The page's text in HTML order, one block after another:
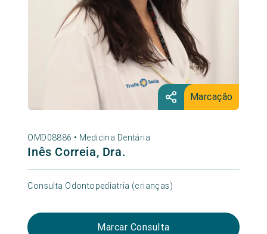
Marcação
OMD08886 • Medicina Dentária
Inês Correia, Dra.
Consulta Odontopediatria (crianças)
Marcar Consulta